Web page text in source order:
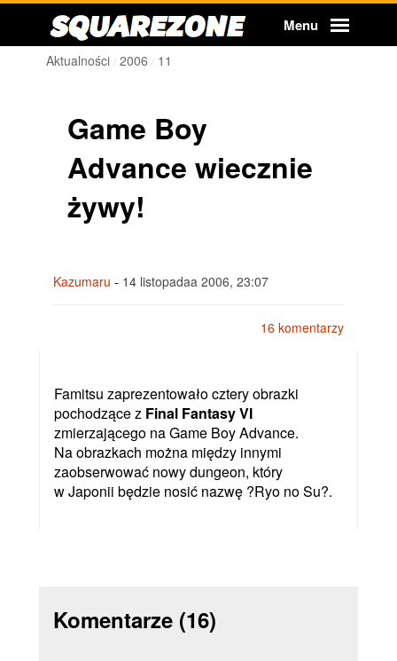
Squarezone Menu
Aktualności 2006 11
Game Boy
Advance wiecznie
żywy!
Kazumaru - 14 listopadaa 2006, 23:07
16 komentarzy
Famitsu zaprezentowało cztery obrazki
pochodzące z Final Fantasy VI
zmierzającego na Game Boy Advance.
Na obrazkach można między innymi
zaobserwować nowy dungeon, który
w Japonii będzie nosić nazwę ?Ryo no Su?.
Komentarze (16)